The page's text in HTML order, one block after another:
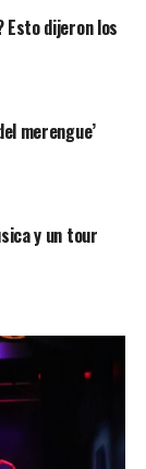
Esto dijeron los
merengue’
y un tour